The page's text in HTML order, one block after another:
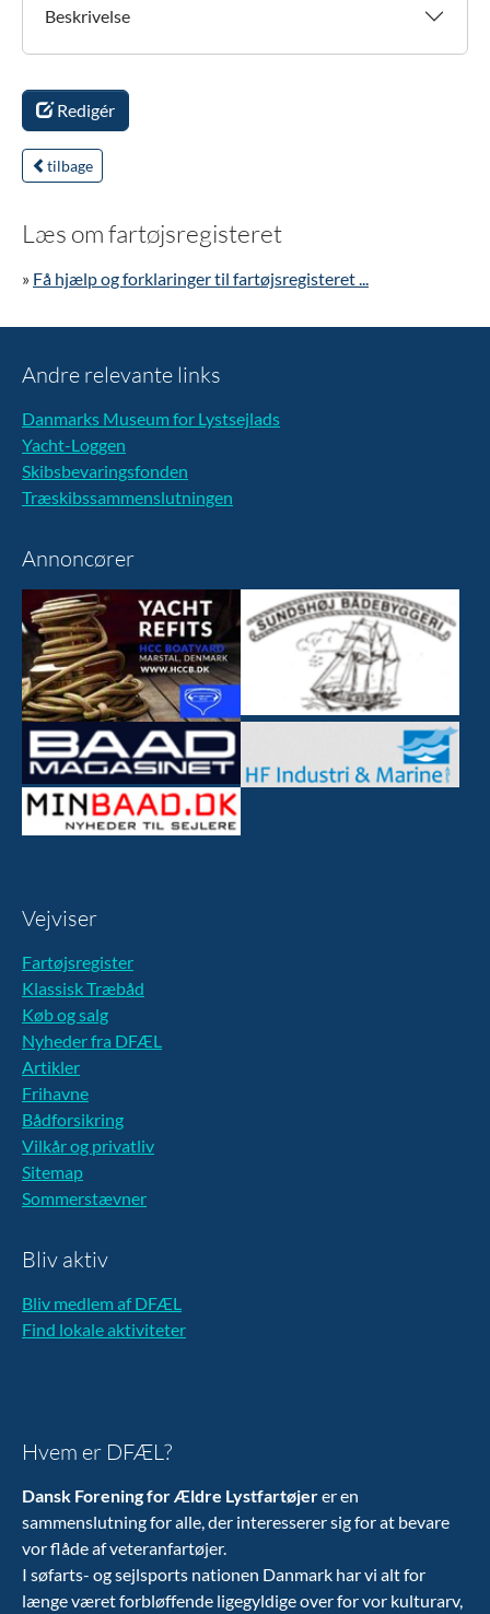
Beskrivelse
Redigér
tilbage
Læs om fartøjsregisteret
» Få hjælp og forklaringer til fartøjsregisteret ...
Andre relevante links
Danmarks Museum for Lystsejlads
Yacht-Loggen
Skibsbevaringsfonden
Træskibssammenslutningen
Annoncører
Vejviser
Fartøjsregister
Klassisk Træbåd
Køb og salg
Nyheder fra DFÆL
Artikler
Frihavne
Bådforsikring
Vilkår og privatliv
Sitemap
Sommerstævner
Bliv aktiv
Bliv medlem af DFÆL
Find lokale aktiviteter
Hvem er DFÆL?
Dansk Forening for Ældre Lystfartøjerer en
sammenslutning for alle, der interesserer sig for at bevare
vor flåde af veteranfartøjer.
I søfarts- og sejlsports nationen Danmark har vi alt for
længe været forbløffende ligegyldige over for vor kulturarv,